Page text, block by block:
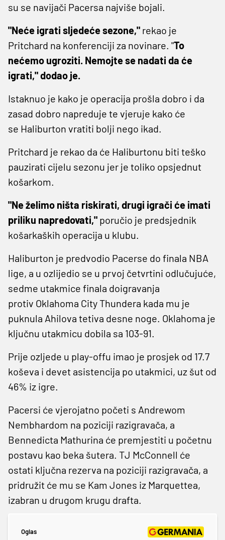
su se navijači Pacersa najviše bojali.
"Neće igrati sljedeće sezone," rekao je
Pritchard na konferenciji za novinare. "To
nećemo ugroziti. Nemojte se nadati da će
igrati," dodao je.
Istaknuo je kako je operacija prošla dobro i da
zasad dobro napreduje te vjeruje kako će
se Haliburton vratiti bolji nego ikad.
Pritchard je rekao da će Haliburtonu biti teško
pauzirati cijelu sezonu jer je toliko opsjednut
košarkom.
"Ne želimo ništa riskirati, drugi igrači će imati
priliku napredovati," poručio je predsjednik
košarkaških operacija u klubu.
Haliburton je predvodio Pacerse do finala NBA
lige, a u ozlijedio se u prvoj četvrtini odlučujuće,
sedme utakmice finala doigravanja
protiv Oklahoma City Thundera kada mu je
puknula Ahilova tetiva desne noge. Oklahoma je
ključnu utakmicu dobila sa 103-91.
Prije ozljede u play-offu imao je prosjek od 17.7
koševa i devet asistencija po utakmici, uz šut od
46% iz igre.
Pacersi će vjerojatno početi s Andrewom
Nembhardom na poziciji razigravača, a
Bennedicta Mathurina će premjestiti u početnu
postavu kao beka šutera. TJ McConnell će
ostati ključna rezerva na poziciji razigravača, a
pridružit će mu se Kam Jones iz Marquettea,
izabran u drugom krugu drafta.
Oglas